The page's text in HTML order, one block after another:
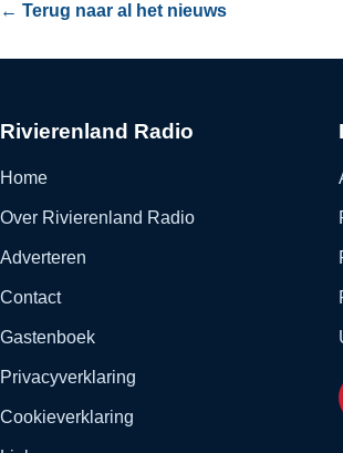
← Terug naar al het nieuws
Rivierenland Radio
Home
Over Rivierenland Radio
Adverteren
Contact
Gastenboek
Privacyverklaring
Cookieverklaring